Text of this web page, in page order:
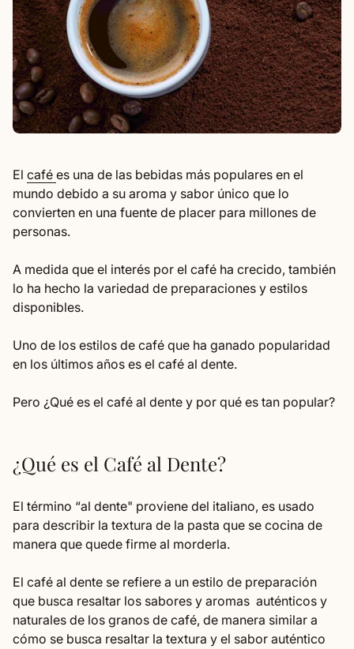
El café (el enlace se abre en una nueva pestaña/ventana)
es una de las bebidas más populares en el
mundo debido a su aroma y sabor único que lo
convierten en una fuente de placer para millones de
personas.
A medida que el interés por el café ha crecido, también
lo ha hecho la variedad de preparaciones y estilos
disponibles.
Uno de los estilos de café que ha ganado popularidad
en los últimos años es el café al dente.
Pero ¿Qué es el café al dente y por qué es tan popular?
¿Qué es el Café al Dente?
El término “al dente" proviene del italiano, es usado
para describir la textura de la pasta que se cocina de
manera que quede firme al morderla.
El café al dente se refiere a un estilo de preparación
que busca resaltar los sabores y aromas auténticos y
naturales de los granos de café, de manera similar a
cómo se busca resaltar la textura y el sabor auténtico